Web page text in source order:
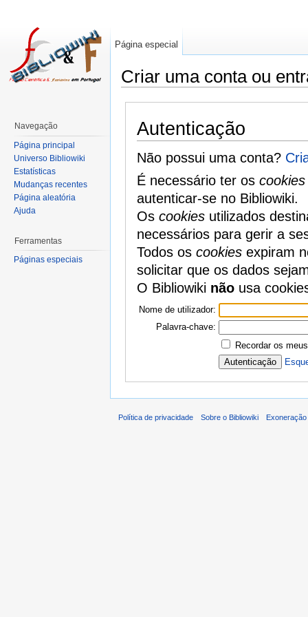
Criar uma conta ou
Autenticação
Não possui uma conta?
É necessário ter os cookies
autenticar-se no Bibliowiki.
Os cookiesutilizados
necessários para gerir a
Todos os cookiesexpiram
solicitar que os dados
O Bibliowiki nãousa
Nome de utilizador:
Palavra-chave:
Recordar os
Página especial
Navegação
Página principal
Universo Bibliowiki
Estatísticas
Mudanças recentes
Página aleatória
Ajuda
Ferramentas
Páginas especiais
Política de privacidade Sobre o Bibliowiki